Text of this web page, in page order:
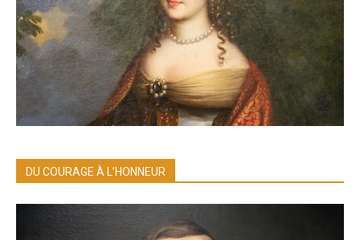
DU COURAGE À L’HONNEUR